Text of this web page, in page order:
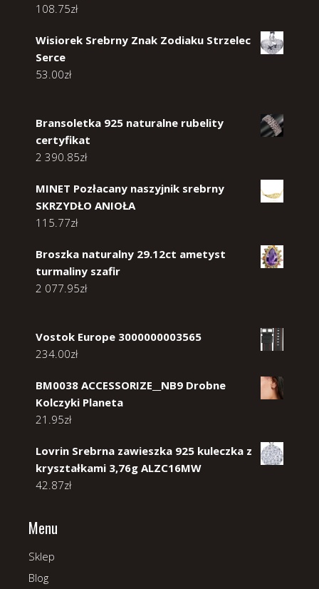
108.75zł
Wisiorek Srebrny Znak Zodiaku Strzelec
Serce
53.00zł
Bransoletka 925 naturalne rubelity
certyfikat
2 390.85zł
MINET Pozłacany naszyjnik srebrny
SKRZYDŁO ANIOŁA
115.77zł
Broszka naturalny 29.12ct ametyst
turmaliny szafir
2 077.95zł
Vostok Europe 3000000003565
234.00zł
BM0038 ACCESSORIZE__NB9 Drobne
Kolczyki Planeta
21.95zł
Lovrin Srebrna zawieszka 925 kuleczka z
kryształkami 3,76g ALZC16MW
42.87zł
Menu
Sklep
Blog